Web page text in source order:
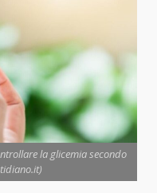
la glicemia secondo